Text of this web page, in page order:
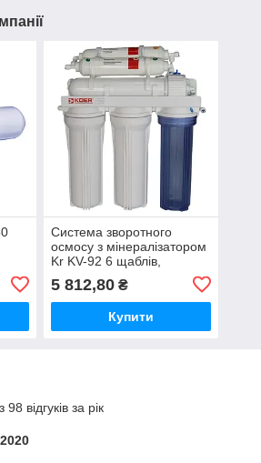
Система зворотного
осмосу з мінералізатором
Kr KV-92 6 щаблів,
(KR5328)
5 812,80₴
Купити
відгуків за рік